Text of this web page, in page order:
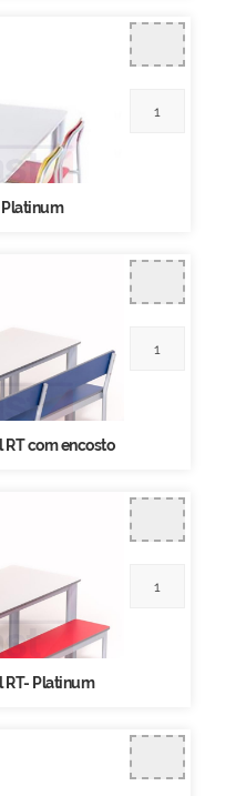
Platinum
RT com encosto
RT- Platinum